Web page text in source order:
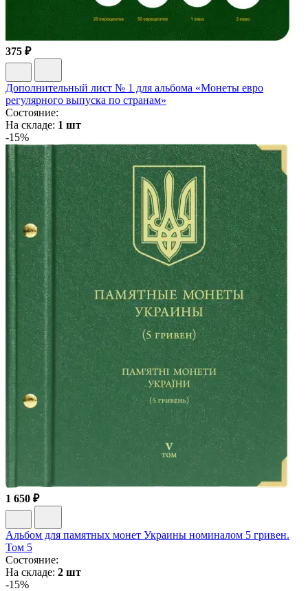
375 ₽
Дополнительный лист № 1 для альбома «Монеты евро
регулярного выпуска по странам»
Состояние:
На складе: 1 шт
-15%
1 650 ₽
Альбом для памятных монет Украины номиналом 5 гривен.
Том 5
Состояние:
На складе: 2 шт
-15%